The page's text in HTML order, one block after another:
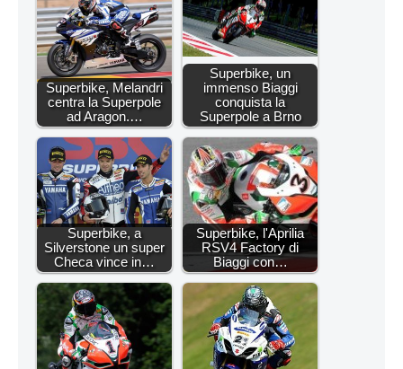
Superbike, Melandri
centra la Superpole
ad Aragon.…
Superbike, un
immenso Biaggi
conquista la
Superpole a Brno
Superbike, a
Silverstone un super
Checa vince in…
Superbike, l'Aprilia
RSV4 Factory di
Biaggi con…